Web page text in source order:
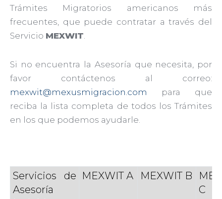
Trámites Migratorios americanos más
frecuentes, que puede contratar a través del
Servicio MEXWIT.
Si no encuentra la Asesoría que necesita, por
favor contáctenos al correo:
mexwit@mexusmigracion.com para que
reciba la lista completa de todos los Trámites
en los que podemos ayudarle.
Servicios de
Asesoría
MEXWIT A MEXWIT B
C